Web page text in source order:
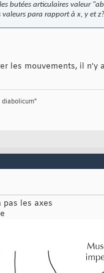
butées articulaires valeur
para rapport à x, y et
les mouvements, il
diabolicum"
pas les axes